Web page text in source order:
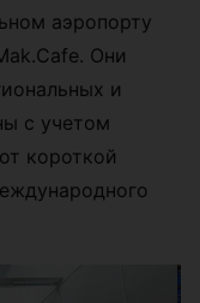
аэропорту
Они
и
с учетом
короткой